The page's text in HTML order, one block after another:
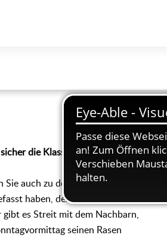
die Klassiker der Gründe,
auch zu den Glücklichen, die
haben, den Bund der Ehe
gibt es Streit mit dem Nachbarn,
seinen Rasen